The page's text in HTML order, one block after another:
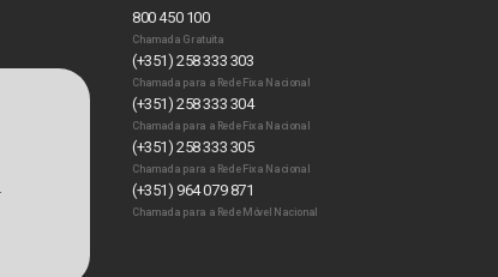
800 450 100
Chamada Gratuita
(+351) 258 333 303
Chamada para a Rede Fixa Nacional
(+351) 258 333 304
Chamada para a Rede Fixa Nacional
(+351) 258 333 305
Chamada para a Rede Fixa Nacional
(+351) 964 079 871
Chamada para a Rede Móvel Nacional